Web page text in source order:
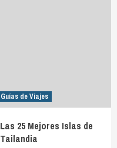
Guías de Viajes
Las 25 Mejores Islas de
Tailandia